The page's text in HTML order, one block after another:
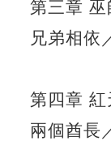
第三章
兄弟相依
第四章 紅
兩個酋長